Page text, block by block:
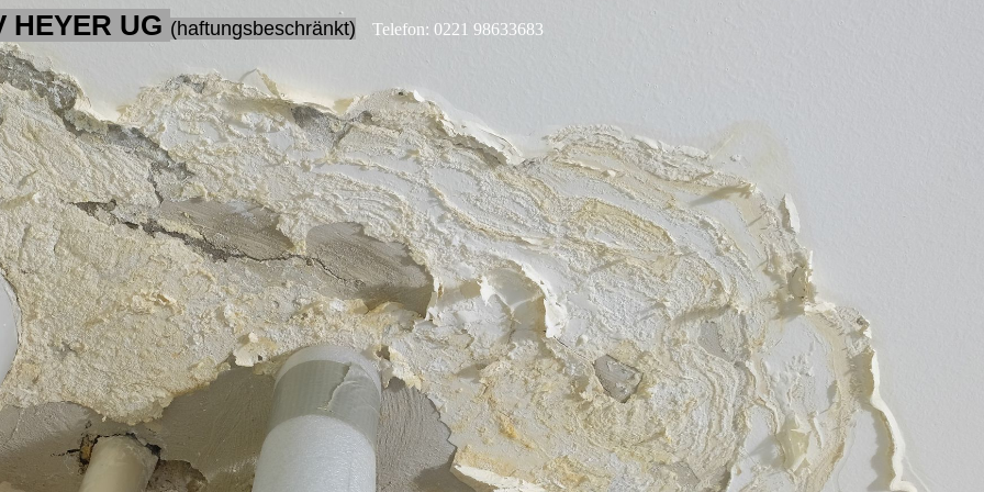
HEYER UG (haftungsbeschränkt) Telefon: 0221 98633683